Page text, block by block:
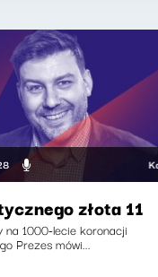
złota 11
na 1000-lecie koronacji
Prezes mówi...